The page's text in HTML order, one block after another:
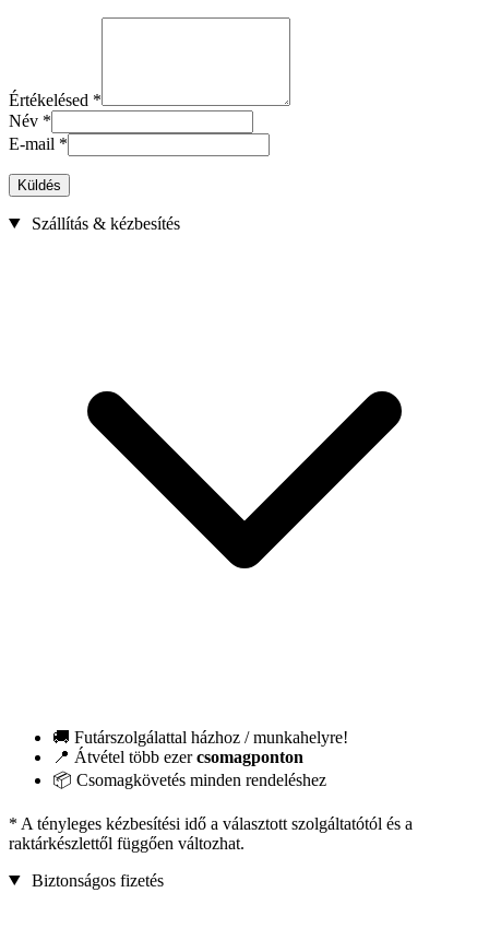
Értékelésed *
Név *
E-mail *
Küldés
Szállítás & kézbesítés
🚚 Futárszolgálattal házhoz / munkahelyre!
📍 Átvétel több ezercsomagponton
📦 Csomagkövetés minden rendeléshez
* A tényleges kézbesítési idő a választott szolgáltatótól és a
raktárkészlettől függően változhat.
Biztonságos fizetés